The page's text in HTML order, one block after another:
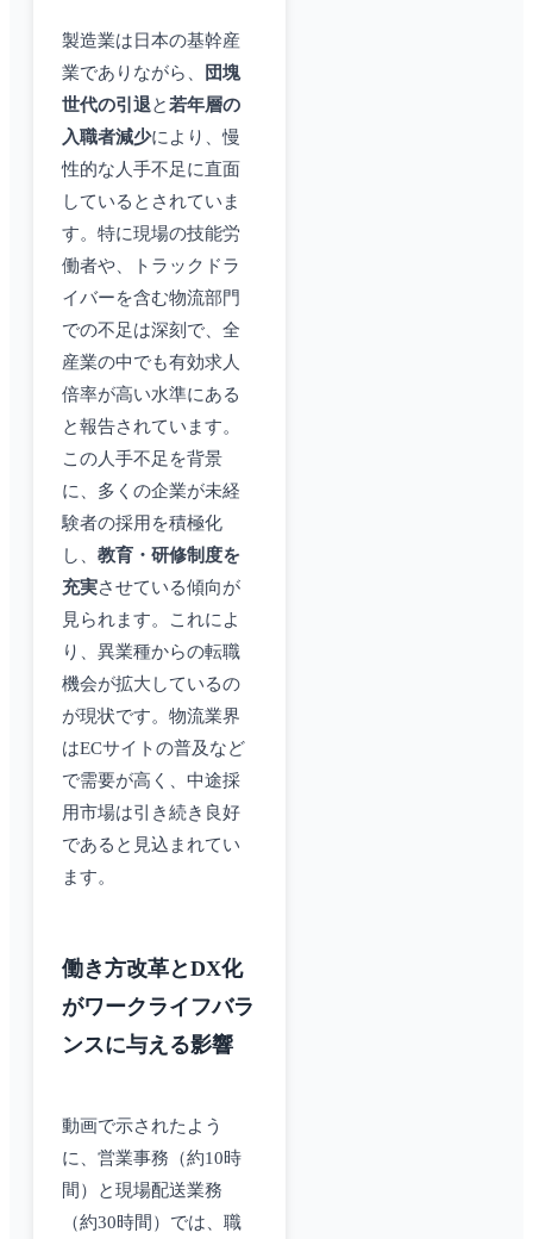
製造業は日本の基幹産
業でありながら、
団塊
世代の引退と若年層の
入職者減少により、慢
性的な人手不足に直面
しているとされていま
す。特に現場の技能労
働者や、トラックドラ
イバーを含む物流部門
での不足は深刻で、全
産業の中でも有効求人
倍率が高い水準にある
と報告されています。
この人手不足を背景
に、多くの企業が未経
験者の採用を積極化
し、 教育・研修制度を
充実させている傾向が
見られます。これによ
り、異業種からの転職
機会が拡大しているの
が現状です。物流業界
はECサイトの普及など
で需要が高く、中途採
用市場は引き続き良好
であると見込まれてい
ます。
働き方改革とDX化
がワークライフバラ
ンスに与える影響
動画で示されたよう
に、営業事務（約10時
間）と現場配送業務
（約30時間）では、職